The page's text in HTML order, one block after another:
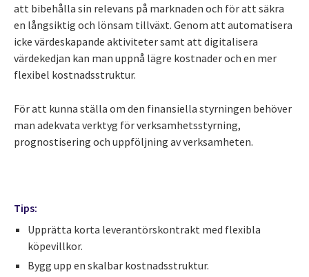
att bibehålla sin relevans på marknaden och för att säkra
en långsiktig och lönsam tillväxt. Genom att automatisera
icke värdeskapande aktiviteter samt att digitalisera
värdekedjan kan man uppnå lägre kostnader och en mer
flexibel kostnadsstruktur.
För att kunna ställa om den finansiella styrningen behöver
man adekvata verktyg för verksamhetsstyrning,
prognostisering och uppföljning av verksamheten.
Tips:
Upprätta korta leverantörskontrakt med flexibla
köpevillkor.
Bygg upp en skalbar kostnadsstruktur.